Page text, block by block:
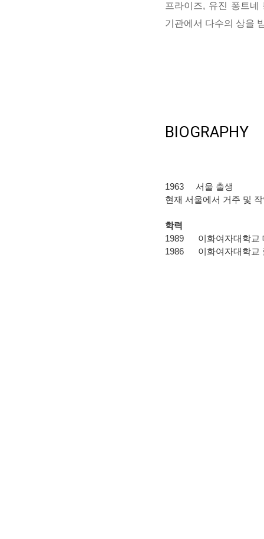
프라이즈, 유진 퐁트네
기관에서 다수의 상을
BIOGRAPHY
1963 서울 출생
현재 서울에서 거주 및
학력
1989
이화여자대학교
1986
이화여자대학교